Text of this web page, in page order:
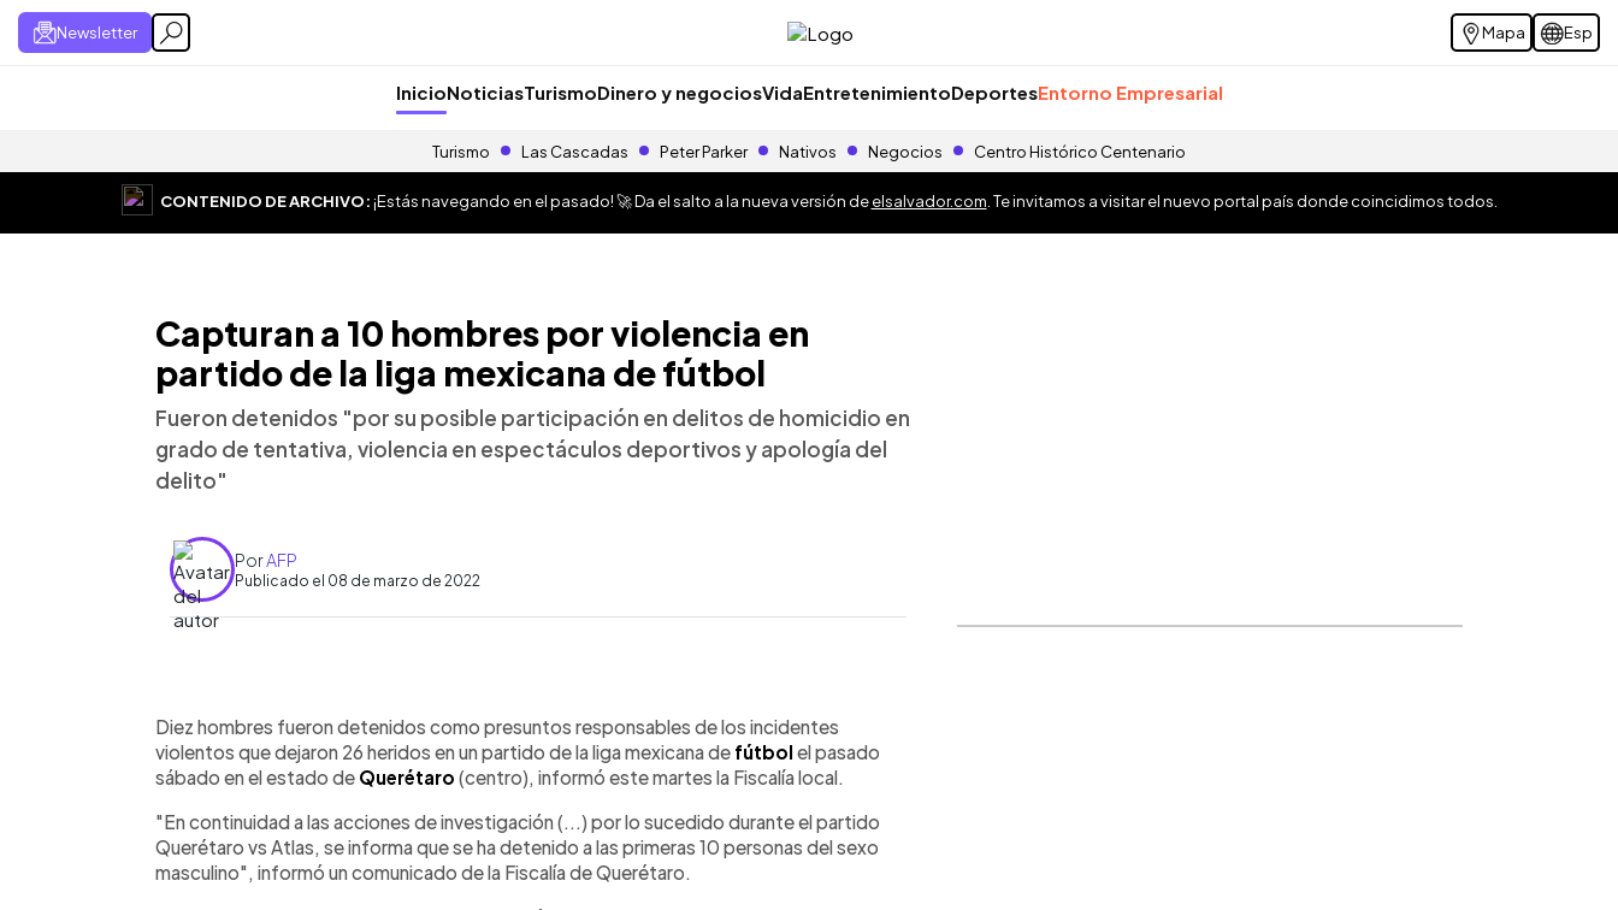
Newsletter Mapa Esp
InicioNoticiasTurismoDinero y negociosVidaEntretenimientoDeportesEntorno Empresarial
Turismo Las Cascadas Peter Parker Nativos Negocios Centro Histórico Centenario
CONTENIDO DE ARCHIVO:¡Estás navegando en el pasado! 🚀 Da el salto a la nueva versión deelsalvador.com . Te invitamos a visitar el nuevo portal país donde coincidimos todos.
Capturan a 10 hombres por violencia en
partido de la liga mexicana de fútbol
Fueron detenidos "por su posible participación en delitos de homicidio en
grado de tentativa, violencia en espectáculos deportivos y apología del
delito"
PorAFP
Publicado el 08 de marzo de 2022
► Escuchar artículo
Diez hombres fueron detenidos como presuntos responsables de los incidentes
violentos que dejaron 26 heridos en un partido de la liga mexicana de fútbol el pasado
sábado en el estado de Querétaro (centro), informó este martes la Fiscalía local.
"En continuidad a las acciones de investigación (...) por lo sucedido durante el partido
Querétaro vs Atlas, se informa que se ha detenido a las primeras 10 personas del sexo
masculino", informó un comunicado de la Fiscalía de Querétaro.